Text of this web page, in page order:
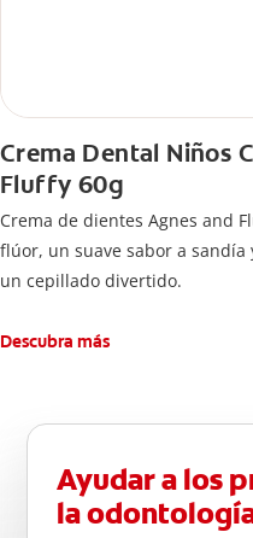
Crema Dental Niños
Fluffy 60g
Crema de dientes Agnes and
flúor, un suave sabor a
un cepillado divertido.
Descubra más
Ayudar a los
la